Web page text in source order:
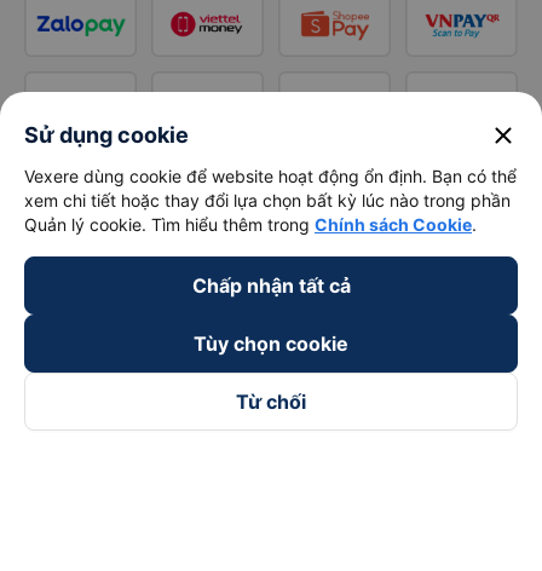
Sử dụng cookie close
Vexere dùng cookie để website hoạt động ổn định. Bạn có thể
xem chi tiết hoặc thay đổi lựa chọn bất kỳ lúc nào trong phần
Quản lý cookie. Tìm hiểu thêm trong Chính sách Cookie.
Chấp nhận tất cả
Tùy chọn cookie
Từ chối